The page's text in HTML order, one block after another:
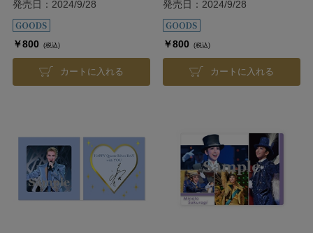
発売日：2024/9/28
￥800 (税込)
カートに入れる
発売日：2024/9/28
￥800 (税込)
カートに入れる